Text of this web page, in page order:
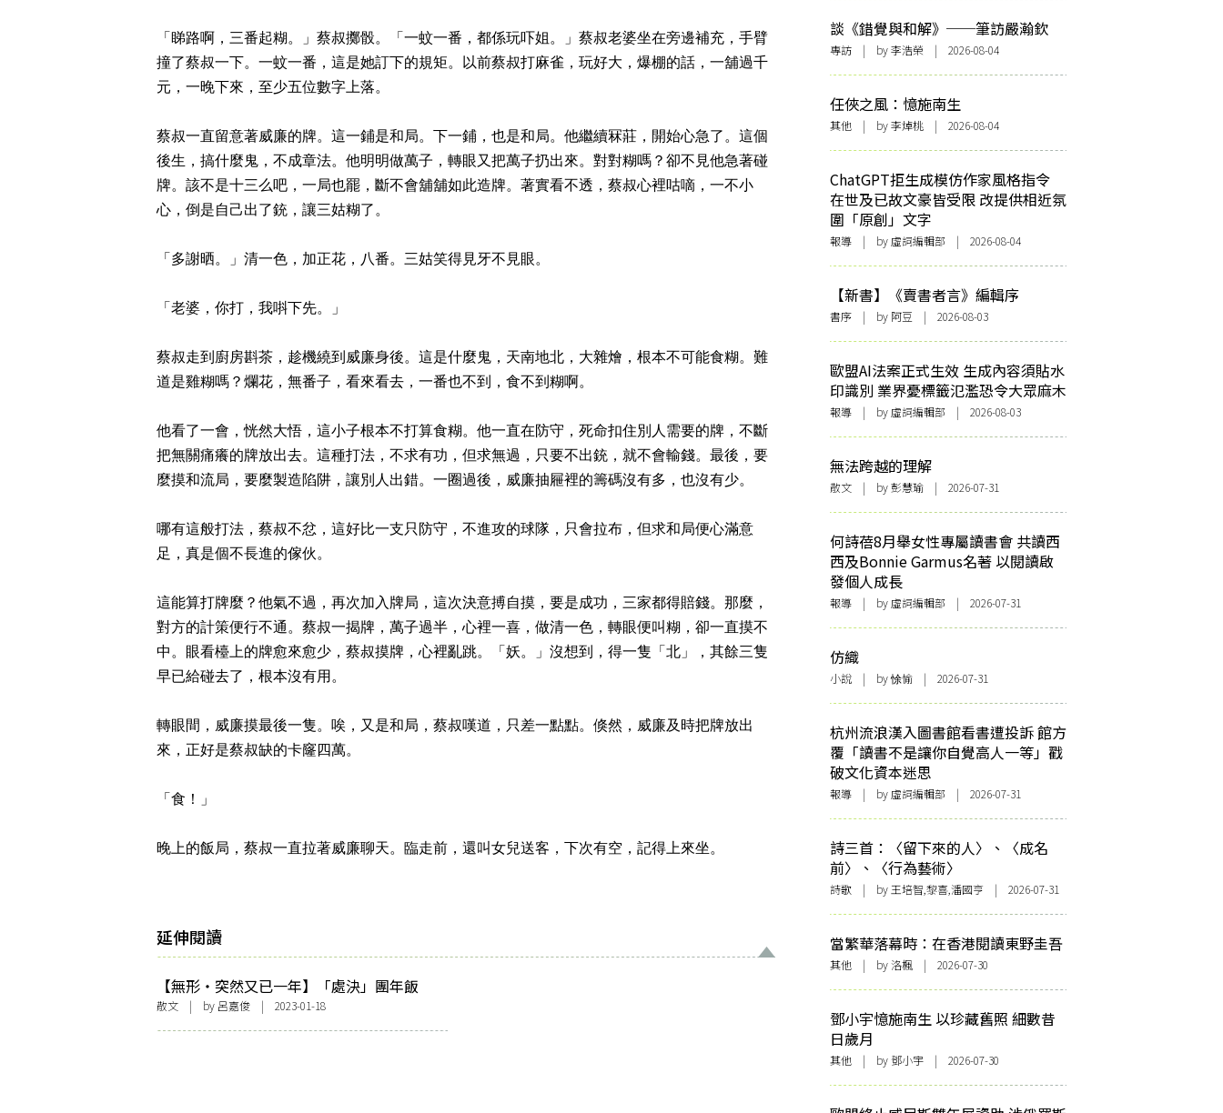
「睇路啊，三番起糊。」蔡叔擲骰。「一蚊一番，都係玩吓姐。」蔡叔老婆坐在旁邊補充，手臂
撞了蔡叔一下。一蚊一番，這是她訂下的規矩。以前蔡叔打麻雀，玩好大，爆棚的話，一舖過千
元，一晚下來，至少五位數字上落。
蔡叔一直留意著威廉的牌。這一鋪是和局。下一鋪，也是和局。他繼續冧莊，開始心急了。這個
後生，搞什麼鬼，不成章法。他明明做萬子，轉眼又把萬子扔出來。對對糊嗎？卻不見他急著碰
牌。該不是十三么吧，一局也罷，斷不會舖舖如此造牌。著實看不透，蔡叔心裡咕嘀，一不小
心，倒是自己出了銃，讓三姑糊了。
「多謝晒。」清一色，加正花，八番。三姑笑得見牙不見眼。
「老婆，你打，我唞下先。」
蔡叔走到廚房斟茶，趁機繞到威廉身後。這是什麼鬼，天南地北，大雜燴，根本不可能食糊。難
道是雞糊嗎？爛花，無番子，看來看去，一番也不到，食不到糊啊。
他看了一會，恍然大悟，這小子根本不打算食糊。他一直在防守，死命扣住別人需要的牌，不斷
把無關痛癢的牌放出去。這種打法，不求有功，但求無過，只要不出銃，就不會輸錢。最後，要
麼摸和流局，要麼製造陷阱，讓別人出錯。一圈過後，威廉抽屜裡的籌碼沒有多，也沒有少。
哪有這般打法，蔡叔不忿，這好比一支只防守，不進攻的球隊，只會拉布，但求和局便心滿意
足，真是個不長進的傢伙。
這能算打牌麼？他氣不過，再次加入牌局，這次決意搏自摸，要是成功，三家都得賠錢。那麼，
對方的計策便行不通。蔡叔一揭牌，萬子過半，心裡一喜，做清一色，轉眼便叫糊，卻一直摸不
中。眼看檯上的牌愈來愈少，蔡叔摸牌，心裡亂跳。「妖。」沒想到，得一隻「北」，其餘三隻
早已給碰去了，根本沒有用。
轉眼間，威廉摸最後一隻。唉，又是和局，蔡叔嘆道，只差一點點。倏然，威廉及時把牌放出
來，正好是蔡叔缺的卡窿四萬。
「食！」
晚上的飯局，蔡叔一直拉著威廉聊天。臨走前，還叫女兒送客，下次有空，記得上來坐。
延伸閱讀
【無形・突然又已一年】「處決」團年飯
散文 | by 呂嘉俊 | 2023-01-18
談《錯覺與和解》──筆訪嚴瀚欽
專訪 | by 李浩榮 | 2026-08-04
任俠之風：憶施南生
其他 | by 李焯桃 | 2026-08-04
ChatGPT拒生成模仿作家風格指令
在世及已故文豪皆受限 改提供相近氛
圍「原創」文字
報導 | by 虛詞編輯部 | 2026-08-04
【新書】《賣書者言》編輯序
書序 | by 阿豆 | 2026-08-03
歐盟AI法案正式生效 生成內容須貼水
印識別 業界憂標籤氾濫恐令大眾麻木
報導 | by 虛詞編輯部 | 2026-08-03
無法跨越的理解
散文 | by 彭慧瑜 | 2026-07-31
何詩蓓8月舉女性專屬讀書會 共讀西
西及Bonnie Garmus名著 以閱讀啟
發個人成長
報導 | by 虛詞編輯部 | 2026-07-31
仿織
小說 | by 悇愉 | 2026-07-31
杭州流浪漢入圖書館看書遭投訴 館方
覆「讀書不是讓你自覺高人一等」戳
破文化資本迷思
報導 | by 虛詞編輯部 | 2026-07-31
詩三首：〈留下來的人〉、〈成名
前〉、〈行為藝術〉
詩歌 | by 王培智,黎喜,潘國亨 | 2026-07-31
當繁華落幕時：在香港閱讀東野圭吾
其他 | by洛楓 | 2026-07-30
鄧小宇憶施南生 以珍藏舊照 細數昔
日歲月
其他 | by 鄧小宇 | 2026-07-30